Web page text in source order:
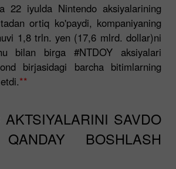
22 iyulda Nintendo aksiyalarining
ortiq ko'paydi, kompaniyaning
1,8 trln. yen (17,6 mlrd. dollar)ni
bilan birga #NTDOY aksiyalari
birjasidagi barcha bitimlarning
**
AKTSIYALARINI SAVDO
BOSHLASH